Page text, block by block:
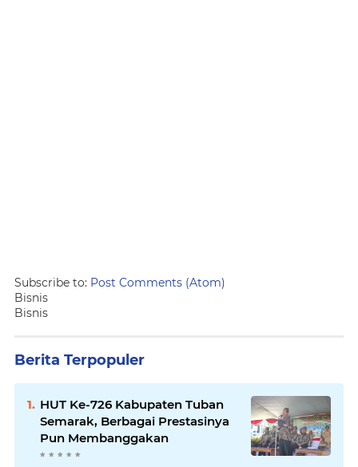
Subscribe to: Post Comments (Atom)
Bisnis
Bisnis
Berita Terpopuler
HUT Ke-726 Kabupaten Tuban
Semarak, Berbagai Prestasinya
Pun Membanggakan